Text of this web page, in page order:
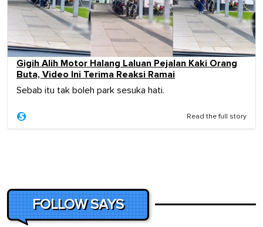
Gigih Alih Motor Halang Laluan Pejalan Kaki Orang
Buta, Video Ini Terima Reaksi Ramai
Sebab itu tak boleh park sesuka hati.
Read the full story
FOLLOW SAYS